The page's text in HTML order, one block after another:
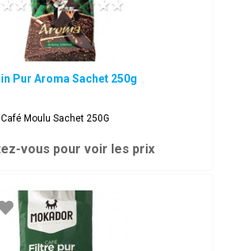
Pur Aroma Sachet 250g
Café Moulu Sachet 250G
vous pour voir les prix